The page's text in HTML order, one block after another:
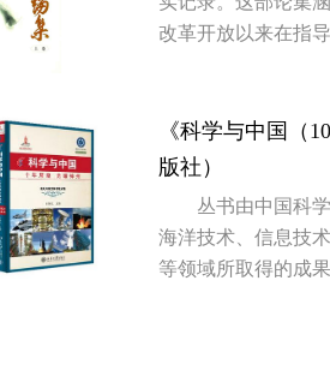
改革开放以来在指
《科学与中国（
版社）
丛书由中国科
海洋技术、信息技
等领域所取得的成
积极力量，能让民
不倦的求索精神，